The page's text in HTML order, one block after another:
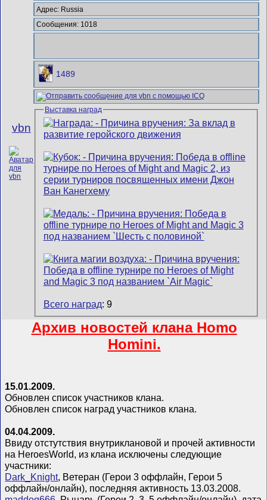
vbn
Адрес: Russia
Сообщения: 1018
1489
Выставка наград
Всего наград: 9
Архив новостей клана Homo
Homini.
15.01.2009.
Обновлен список участников клана.
Обновлен список наград участников клана.
04.04.2009.
Ввиду отстутствия внутриклановой и прочей активности
на HeroesWorld, из клана исключены следующие
участники:
Dark_Knight, Ветеран (Герои 3 оффлайн, Герои 5
оффлайн/онлайн), последняя активность 13.03.2008.